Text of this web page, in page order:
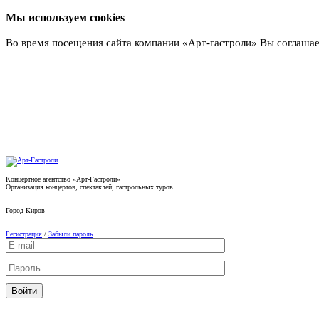
Мы используем cookies
Во время посещения сайта компании «Арт-гастроли» Вы
Концертное агентство «Арт-Гастроли»
Организация концертов, спектаклей, гастрольных туров
Город Киров
Регистрация / Забыли пароль